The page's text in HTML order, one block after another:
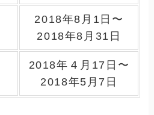
2018年8月1日〜
2018年8月31日
2018年４月17日〜
2018年5月7日